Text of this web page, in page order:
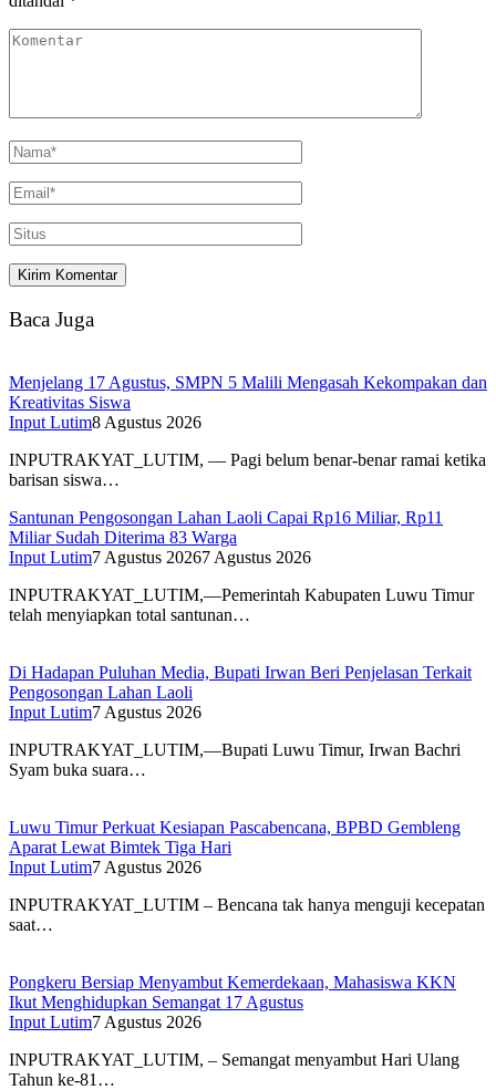
Baca Juga
Menjelang 17 Agustus, SMPN 5 Malili Mengasah Kekompakan dan
Kreativitas Siswa
Input Lutim8 Agustus 2026
INPUTRAKYAT_LUTIM, — Pagi belum benar-benar ramai ketika
barisan siswa…
Santunan Pengosongan Lahan Laoli Capai Rp16 Miliar, Rp11
Miliar Sudah Diterima 83 Warga
Input Lutim7 Agustus 20267 Agustus 2026
INPUTRAKYAT_LUTIM,—Pemerintah Kabupaten Luwu Timur
telah menyiapkan total santunan…
Di Hadapan Puluhan Media, Bupati Irwan Beri Penjelasan Terkait
Pengosongan Lahan Laoli
Input Lutim7 Agustus 2026
INPUTRAKYAT_LUTIM,—Bupati Luwu Timur, Irwan Bachri
Syam buka suara…
Luwu Timur Perkuat Kesiapan Pascabencana, BPBD Gembleng
Aparat Lewat Bimtek Tiga Hari
Input Lutim7 Agustus 2026
INPUTRAKYAT_LUTIM – Bencana tak hanya menguji kecepatan
saat…
Pongkeru Bersiap Menyambut Kemerdekaan, Mahasiswa KKN
Ikut Menghidupkan Semangat 17 Agustus
Input Lutim7 Agustus 2026
INPUTRAKYAT_LUTIM, – Semangat menyambut Hari Ulang
Tahun ke-81…